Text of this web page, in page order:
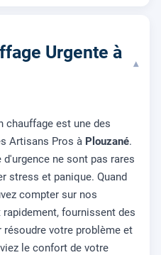
Urgente à
▾
chauffage est une des
Artisans Pros à Plouzané.
ne sont pas rares
stress et panique. Quand
compter sur nos
fournissent des
votre problème et
le confort de votre